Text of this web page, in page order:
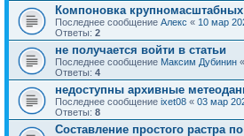
Компоновка крупномасштабных
Последнее сообщение Алекс « 10 мар
Ответы: 2
не получается войти в статьи
Последнее сообщение Максим Дубинин «
Ответы: 4
недоступны архивные
Последнее сообщение ixet08 « 03 мар
Ответы: 8
Составление простого растра